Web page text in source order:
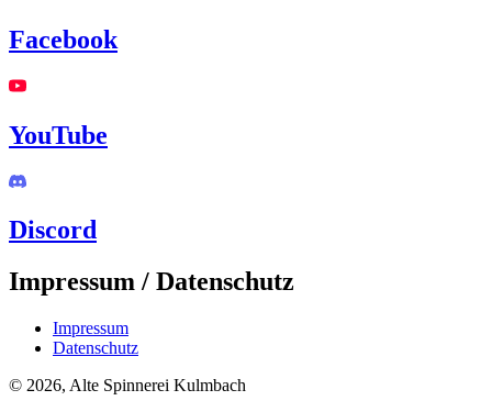
Facebook
YouTube
Discord
Impressum / Datenschutz
Impressum
Datenschutz
© 2026, Alte Spinnerei Kulmbach